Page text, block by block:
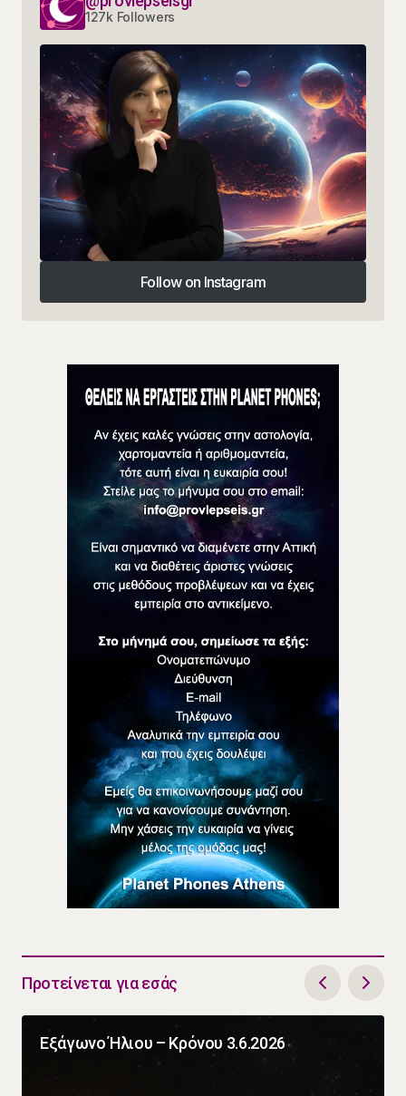
127k Followers
Follow on Instagram
Follow on Instagram
Προτείνεται για εσάς
Εξάγωνο Ήλιου – Κρόνου 3.6.2026